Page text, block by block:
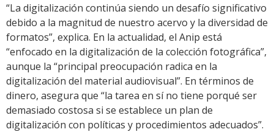
“La digitalización continúa siendo un desafío significativo
debido a la magnitud de nuestro acervo y la diversidad de
formatos”, explica. En la actualidad, el Anip está
“enfocado en la digitalización de la colección fotográfica”,
aunque la “principal preocupación radica en la
digitalización del material audiovisual”. En términos de
dinero, asegura que “la tarea en sí no tiene porqué ser
demasiado costosa si se establece un plan de
digitalización con políticas y procedimientos adecuados”.